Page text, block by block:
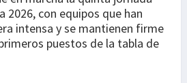
2026, con equipos que han
intensa y se mantienen firme
puestos de la tabla de